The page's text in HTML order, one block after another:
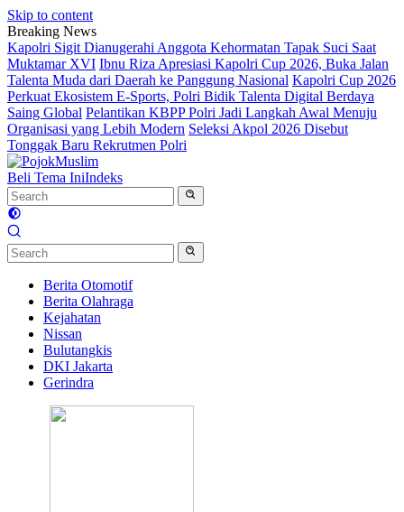
Skip to content
Breaking News
Kapolri Sigit Dianugerahi Anggota Kehormatan Tapak Suci Saat
Muktamar XVI Ibnu Riza Apresiasi Kapolri Cup 2026, Buka Jalan
Talenta Muda dari Daerah ke Panggung Nasional Kapolri Cup 2026
Perkuat Ekosistem E-Sports, Polri Bidik Talenta Digital Berdaya
Saing Global Pelantikan KBPP Polri Jadi Langkah Awal Menuju
Organisasi yang Lebih Modern Seleksi Akpol 2026 Disebut
Tonggak Baru Rekrutmen Polri
Beli Tema IniIndeks
Berita Otomotif
Berita Olahraga
Kejahatan
Nissan
Bulutangkis
DKI Jakarta
Gerindra